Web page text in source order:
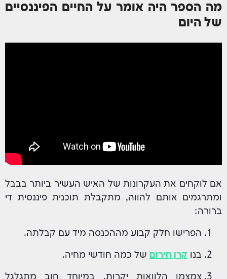
מה הספר היה אומר על החיים הפיננסיים
של היום
אם לוקחים את העקרונות של האיש העשיר ביותר בבבל
ומתרגמים אותם להווה, מתקבלת תוכנית פיננסית די
ברורה:
הפרישו חלק קבוע מההכנסה מיד עם קבלתה.
בנו קרן חירום של כמה חודשי מחיה.
צמצמו הלוואות יקרות, במיוחד חוב מתגלגל